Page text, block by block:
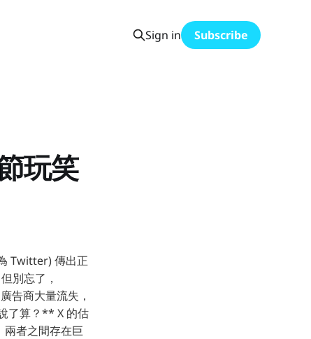
Sign in Subscribe
玩笑
Twitter) 傳出正
別忘了，
告商大量流失，
了算？** X 的估
者之間存在巨